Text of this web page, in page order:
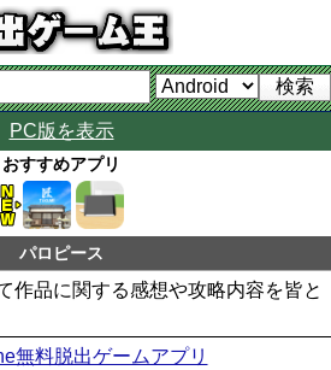
PC版を表示
おすすめアプリ
パロピース
作品に関する感想や攻略内容を皆と
無料脱出ゲームアプリ